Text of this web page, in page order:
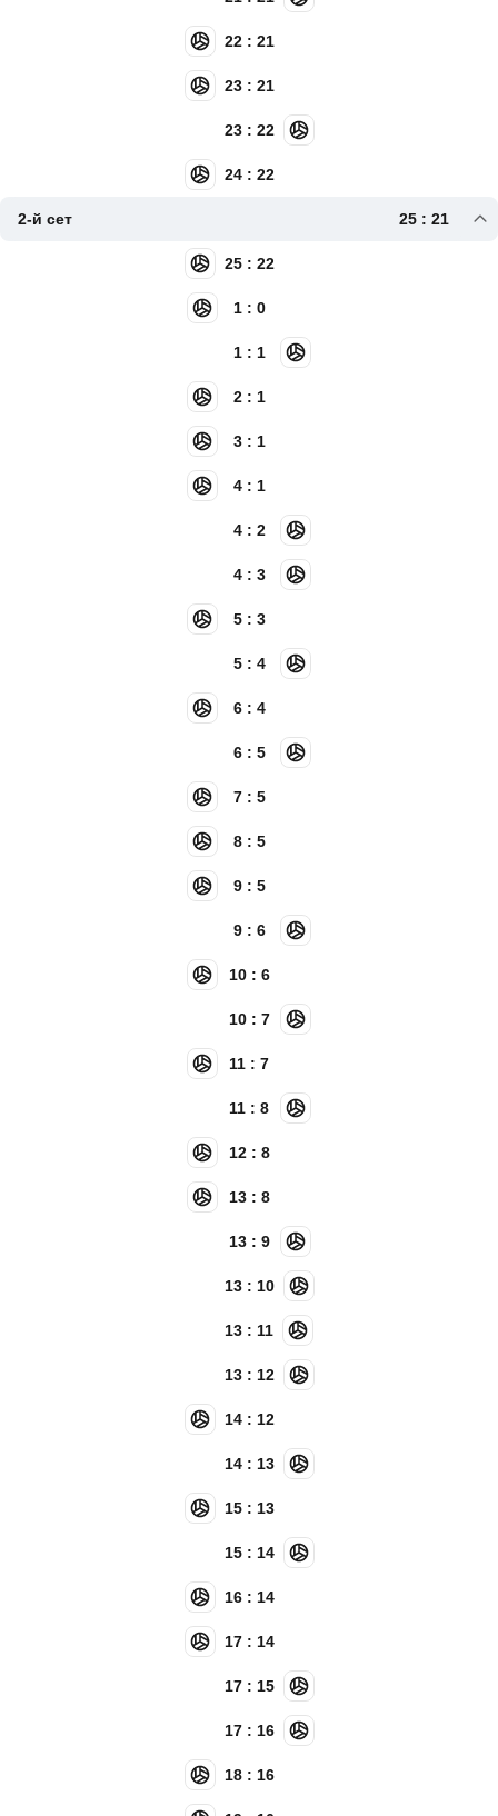
22 : 21
23 : 21
23 : 22
24 : 22
2-й сет 25 : 21
25 : 22
1 : 0
1 : 1
2 : 1
3 : 1
4 : 1
4 : 2
4 : 3
5 : 3
5 : 4
6 : 4
6 : 5
7 : 5
8 : 5
9 : 5
9 : 6
10 : 6
10 : 7
11 : 7
11 : 8
12 : 8
13 : 8
13 : 9
13 : 10
13 : 11
13 : 12
14 : 12
14 : 13
15 : 13
15 : 14
16 : 14
17 : 14
17 : 15
17 : 16
18 : 16